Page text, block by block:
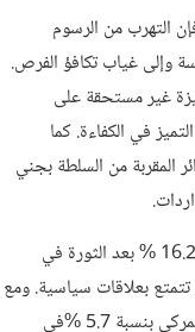
التهرب من الرسوم
وإلى غياب تكافؤ الفرص.
غير مستحقة على
في الكفاءة. كما
المقربة من السلطة بجني
ويرصد التقرير انخفاضا في التهرب الجمركي بنسبة 16.2 % بعد الثورة في
بعلاقات سياسية. ومع
هذا، يوثق التقرير أيضا زيادة متزامنة في التهرب الجمركي بنسبة 5.7 %في